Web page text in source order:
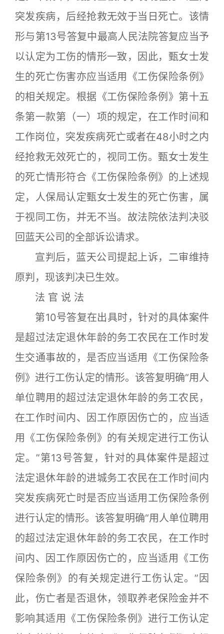
突发疾病，后经抢救无效于当日死亡。该情
形与第13号答复中最高人民法院答复应当予
以认定为工伤的情形一致，因此，甄女士发
生的死亡伤害亦应当适用《工伤保险条例》
的相关规定。根据《工伤保险条例》第十五
条第一款第（一）项的规定，在工作时间和
工作岗位，突发疾病死亡或者在48小时之内
经抢救无效死亡的，视同工伤。甄女士发生
的死亡情形符合《工伤保险条例》的上述规
定，人保局认定甄女士发生的死亡伤害，属
于视同工伤，并无不当。故法院依法判决驳
回蓝天公司的全部诉讼请求。
宣判后，蓝天公司提起上诉，二审维持
原判，现该判决已生效。
法 官 说 法
第10号答复在出具时，针对的具体案件
是超过法定退休年龄的务工农民在工作时发
生交通事故的，是否应当适用《工伤保险条
例》进行工伤认定的情形。该答复明确“用人
单位聘用的超过法定退休年龄的务工农民，
在工作时间内、因工作原因伤亡的，应当适
用《工伤保险条例》的有关规定进行工伤认
定。”第13号答复，针对的具体案件是超过
法定退休年龄的进城务工农民在工作时间内
突发疾病死亡时是否应当适用工伤保险条例
进行认定的情形。该答复明确“用人单位聘用
的超过法定退休年龄的务工农民，在工作时
间内、因工作原因伤亡的，应当适用《工伤
保险条例》的有关规定进行工伤认定。”因
此，伤亡者是否退休，领取养老保险金并不
影响其适用《工伤保险条例》进行工伤认定